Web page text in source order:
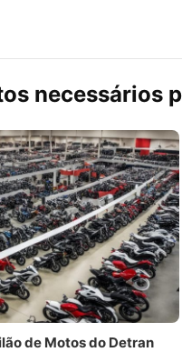
necessários
de Motos do Detran